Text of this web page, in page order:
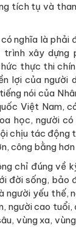
tích tụ và
nghĩa là phải
trình xây dựng
thực thi
lợi của người
nói của
Việt Nam,
học, người
chịu tác
công bằng
chỉ đúng về
đời sống, bảo
người yếu thế,
người cao
vùng xa,